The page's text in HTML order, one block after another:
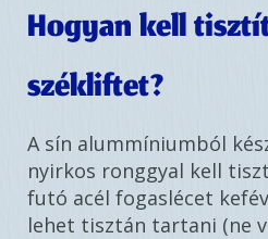
Hogyan kell
székliftet?
A sín alummíniumból
nyirkos ronggyal kell
futó acél fogaslécet
lehet tisztán tartani (ne